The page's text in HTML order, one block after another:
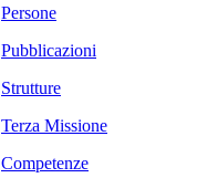
Persone
Pubblicazioni
Strutture
Terza Missione
Competenze